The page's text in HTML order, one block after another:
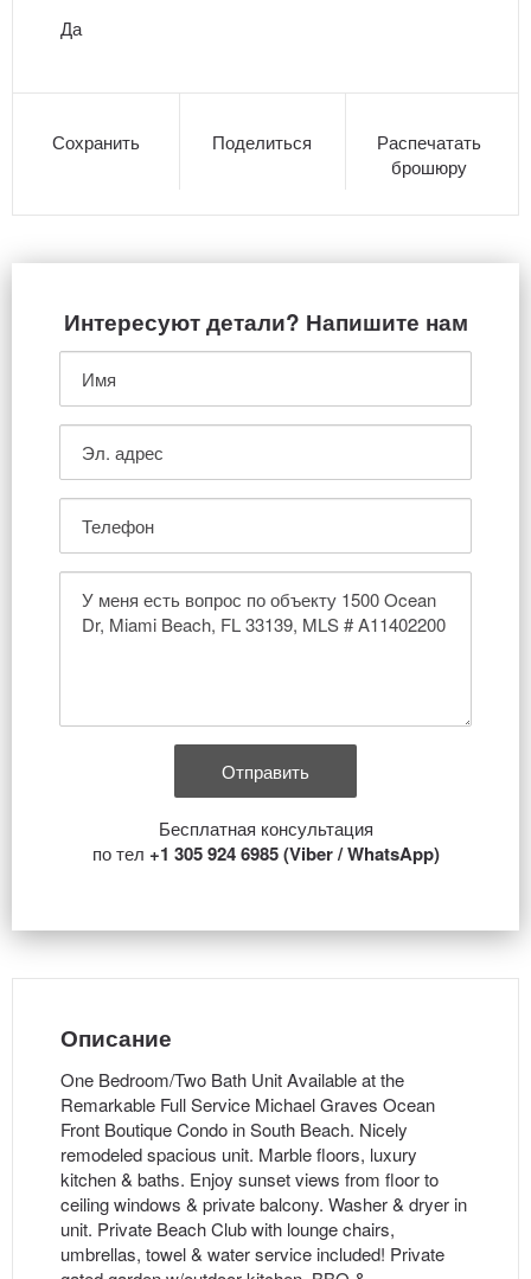
Да
Сохранить Поделиться
Распечатать
брошюру
Интересуют детали? Напишите нам
Бесплатная консультация
по тел +1 305 924 6985 (Viber / WhatsApp)
Описание
One Bedroom/Two Bath Unit Available at the
Remarkable Full Service Michael Graves Ocean
Front Boutique Condo in South Beach. Nicely
remodeled spacious unit. Marble floors, luxury
kitchen & baths. Enjoy sunset views from floor to
ceiling windows & private balcony. Washer & dryer in
unit. Private Beach Club with lounge chairs,
umbrellas, towel & water service included! Private